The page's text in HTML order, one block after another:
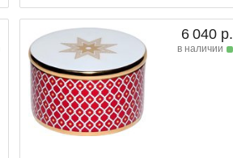
6 040 р.
в наличии